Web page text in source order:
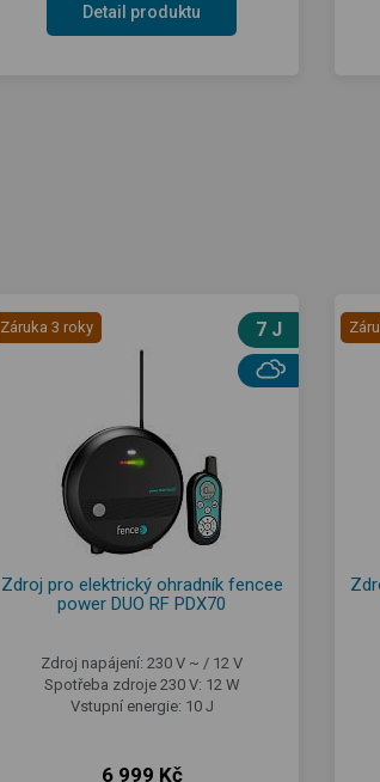
Detail produktu
Záruka 3 roky 7 J
Zdroj pro elektrický ohradník fencee
power DUO RF PDX70
Zdroj napájení: 230 V ~ / 12 V
Spotřeba zdroje 230 V: 12 W
Vstupní energie: 10 J
6 999 Kč